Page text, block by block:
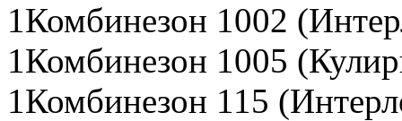
1Комбинезон 1002
1Комбинезон 1005
1Комбинезон 115